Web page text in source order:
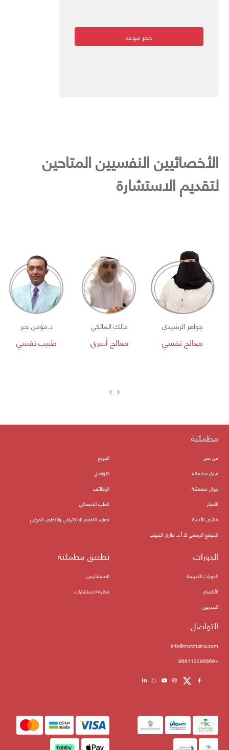
حجز موعد
الأخصائيين النفسيين المتاحين
لتقديم الاستشارة
جواهر الرشيدي
معالج نفسي
مالك المالكي
معالج أسري
د.مؤمن جبر
طبيب نفسي
‹
›
مطمئنة
من نحن
فريق مطمئنة
جوال مطمئنة
الأخبار
منتدى الأسرة
الموقع الرسمي للـ أ.د. طارق الحبيب
الفروع
التواصل
الوظائف
الطب الاتصالي
معايير التعليم الالكتروني والتطوير المهني
الدورات
الدورات التدريبية
الأقسام
المدربين
تطبيق مطمئنة
الاستشاريين
مكتبة الاستشارات
التواصل
info@motmaina.com
+966112296669